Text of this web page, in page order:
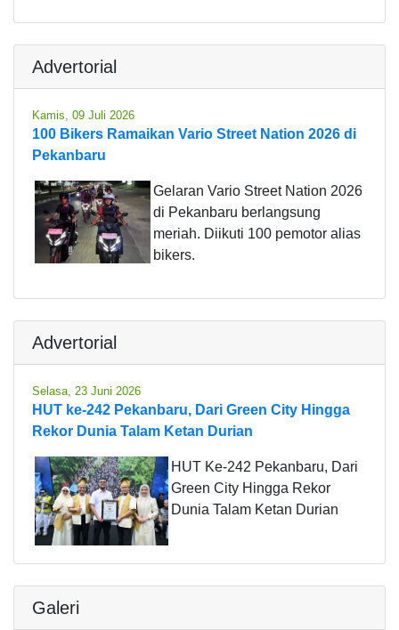
Advertorial
Kamis, 09 Juli 2026
100 Bikers Ramaikan Vario Street Nation 2026 di
Pekanbaru
Gelaran Vario Street Nation 2026
di Pekanbaru berlangsung
meriah. Diikuti 100 pemotor alias
bikers.
Advertorial
Selasa, 23 Juni 2026
HUT ke-242 Pekanbaru, Dari Green City Hingga
Rekor Dunia Talam Ketan Durian
HUT Ke-242 Pekanbaru, Dari
Green City Hingga Rekor
Dunia Talam Ketan Durian
Galeri